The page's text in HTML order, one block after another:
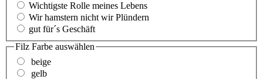
Wichtigste Rolle meines Lebens
Wir hamstern nicht wir Plündern
gut für´s Geschäft
Filz Farbe auswählen
beige
gelb